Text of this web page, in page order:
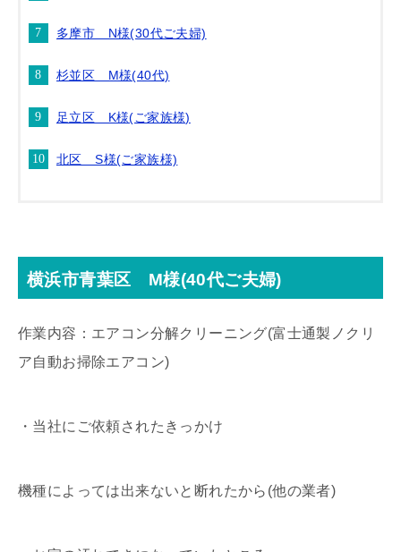
多摩市 N様(30代ご夫婦)
杉並区 M様(40代)
足立区 K様(ご家族様)
北区 S様(ご家族様)
横浜市青葉区 M様(40代ご夫婦)
作業内容：エアコン分解クリーニング(富士通製ノクリ
ア自動お掃除エアコン)
・当社にご依頼されたきっかけ
機種によっては出来ないと断れたから(他の業者)